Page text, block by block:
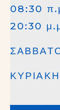
08:30
20:30